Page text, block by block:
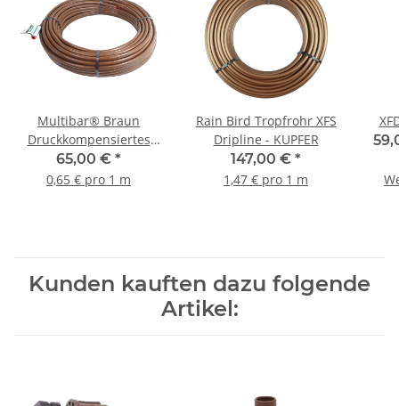
Multibar® Braun
Druckkompensiertes
Premium Tropfrohr, 33
cm Tropferabstand,
65,00 € *
0,65 € pro 1 m
Rain Bird Tropfrohr XFS
Dripline - KUPFER
147,00 € *
1,47 € pro 1 m
Kunden kauften dazu folgende
Artikel: